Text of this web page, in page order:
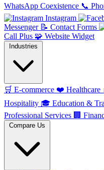
WhatsApp Coexistence 📞
Instagram
Messenger 📝 Contact Forms
Call Plus 🧩 Website Widget
Industries
🛒 E-commerce ❤️ Healthcare
Hospitality 🎓 Education &
Professional Services 🏢
Compare Us